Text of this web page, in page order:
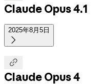
Claude Opus 4.1
2025年8月5日


Claude Opus 4